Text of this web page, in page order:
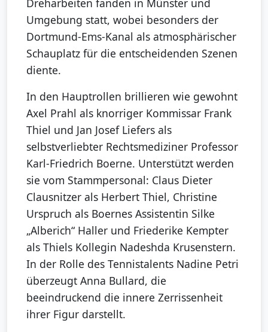
Dreharbeiten fanden in Münster und
Umgebung statt, wobei besonders der
Dortmund-Ems-Kanal als atmosphärischer
Schauplatz für die entscheidenden Szenen
diente.
In den Hauptrollen brillieren wie gewohnt
Axel Prahl als knorriger Kommissar Frank
Thiel und Jan Josef Liefers als
selbstverliebter Rechtsmediziner Professor
Karl-Friedrich Boerne. Unterstützt werden
sie vom Stammpersonal: Claus Dieter
Clausnitzer als Herbert Thiel, Christine
Urspruch als Boernes Assistentin Silke
„Alberich“ Haller und Friederike Kempter
als Thiels Kollegin Nadeshda Krusenstern.
In der Rolle des Tennistalents Nadine Petri
überzeugt Anna Bullard, die
beeindruckend die innere Zerrissenheit
ihrer Figur darstellt.